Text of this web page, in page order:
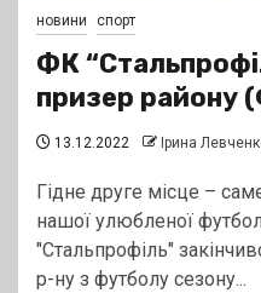
новини спорт
ФК
призер району
13.12.2022 Ірина
Гідне друге місце –
нашої улюбленої
"Стальпрофіль"
р-ну з футболу сезону...